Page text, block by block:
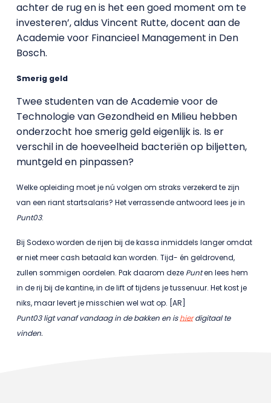
achter de rug en is het een goed moment om te
investeren’, aldus Vincent Rutte, docent aan de
Academie voor Financieel Management in Den
Bosch.
Smerig geld
Twee studenten van de Academie voor de
Technologie van Gezondheid en Milieu hebben
onderzocht hoe smerig geld eigenlijk is. Is er
verschil in de hoeveelheid bacteriën op biljetten,
muntgeld en pinpassen?
Welke opleiding moet je nú volgen om straks verzekerd te zijn
van een riant startsalaris? Het verrassende antwoord lees je in
Punt03.
Bij Sodexo worden de rijen bij de kassa inmiddels langer omdat
er niet meer cash betaald kan worden. Tijd- én geldrovend,
zullen sommigen oordelen. Pak daarom dezePunten lees hem
in de rij bij de kantine, in de lift of tijdens je tussenuur. Het kost je
niks, maar levert je misschien wel wat op. [AR]
Punt03 ligt vanaf vandaag in de bakken en ishierdigitaal te
vinden.